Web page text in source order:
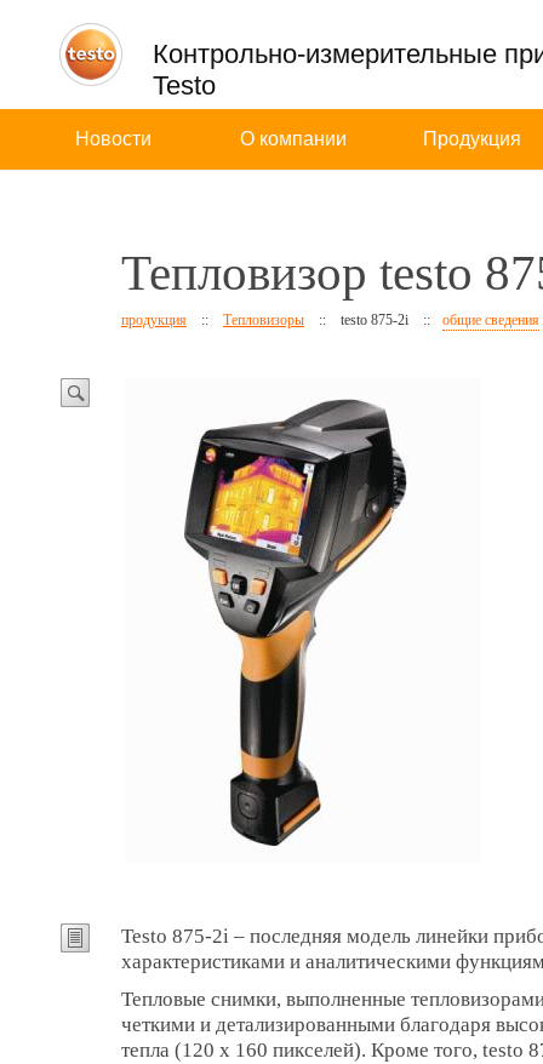
Контрольно-измерительные
Testo
Новости О компании Продукция
Тепловизор testo
продукция :: Тепловизоры :: testo 875-2i :: общие сведения
Testo 875-2i – последняя модель линейки
характеристиками и аналитическими
Тепловые снимки, выполненные
четкими и детализированными благодаря
тепла (120 х 160 пикселей). Кроме того, testo